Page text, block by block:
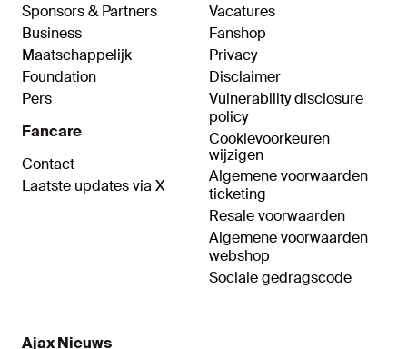
Sponsors & Partners
Business
Maatschappelijk
Foundation
Pers
Fancare
Contact
Laatste updates via X
Vacatures
Fanshop
Privacy
Disclaimer
Vulnerability disclosure
policy
Cookievoorkeuren
wijzigen
Algemene voorwaarden
ticketing
Resale voorwaarden
Algemene voorwaarden
webshop
Sociale gedragscode
Ajax Nieuws